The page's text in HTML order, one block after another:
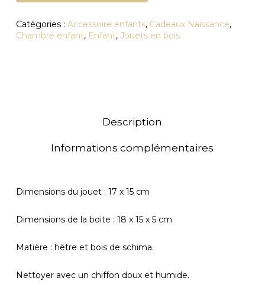
Catégories : Accessoire enfants, Cadeaux Naissance,
Chambre enfant, Enfant, Jouets en bois
Description
Informations complémentaires
Dimensions du jouet : 17 x 15 cm
Dimensions de la boite : 18 x 15 x 5 cm
Matière : hêtre et bois de schima.
Nettoyer avec un chiffon doux et humide.